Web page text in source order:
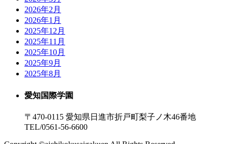
2026年2月
2026年1月
2025年12月
2025年11月
2025年10月
2025年9月
2025年8月
愛知国際学園
〒470-0115 愛知県日進市折戸町梨子ノ木46番地
TEL/0561-56-6600